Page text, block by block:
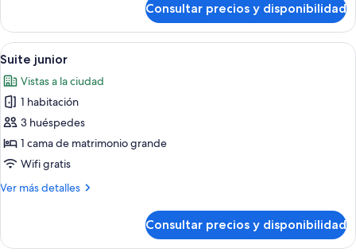
Deluxe
doble
Consultar precios y disponibilidad
Abrir
todas
las
fotos
de
Suite
junior
Amplia sala de estar con chimenea,
8
Suite junior
Vistas a la ciudad
1 habitación
3 huéspedes
1 cama de matrimonio grande
Wifi gratis
Ver más detalles
Más
junior
Consultar precios y disponibilidad